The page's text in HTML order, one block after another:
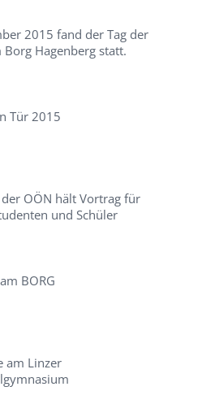
2015 fand der Tag der
Hagenberg statt.
Tür 2015
OÖN hält Vortrag für
und Schüler
BORG
am Linzer